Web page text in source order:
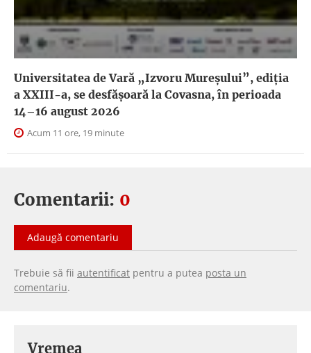
Universitatea de Vară „Izvoru Mureșului”, ediția
a XXIII-a, se desfășoară la Covasna, în perioada
14–16 august 2026
Acum 11 ore, 19 minute
Comentarii: 0
Adaugă comentariu
Trebuie să fii autentificat pentru a putea posta un
comentariu.
Vremea